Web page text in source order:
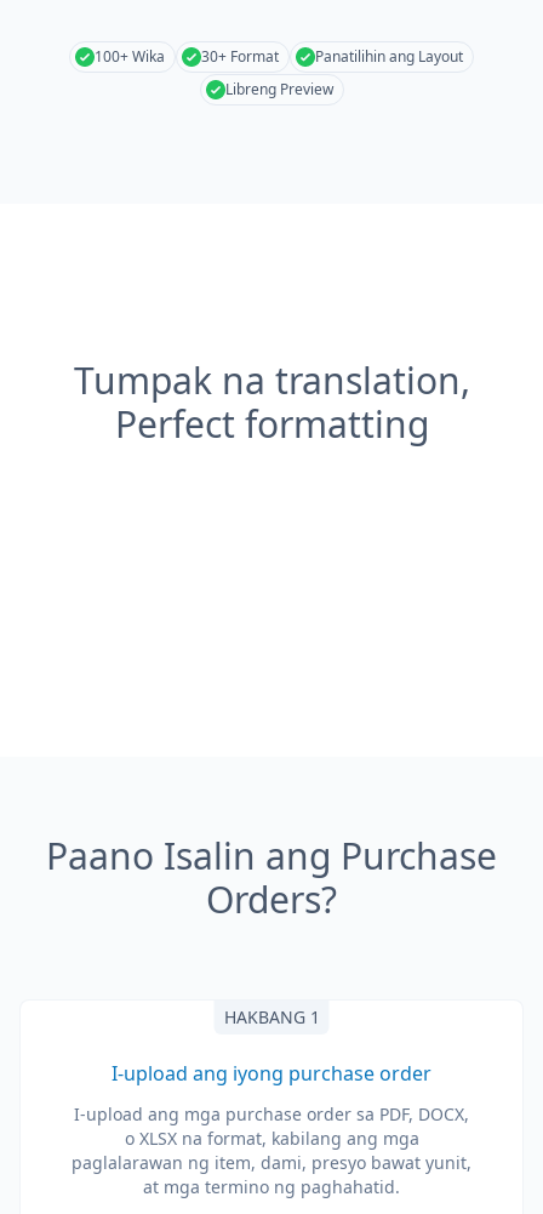
100+ Wika 30+ Format
Panatilihin ang Layout
Libreng Preview
Tumpak na translation,
Perfect formatting
Paano Isalin ang Purchase
Orders?
HAKBANG 1
I-upload ang iyong purchase order
I-upload ang mga purchase order sa PDF, DOCX,
o XLSX na format, kabilang ang mga
paglalarawan ng item, dami, presyo bawat yunit,
at mga termino ng paghahatid.